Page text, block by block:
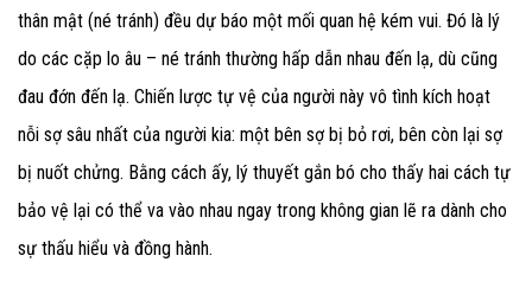
thân mật (né tránh) đều dự báo một mối quan hệ kém vui. Đó là lý
do các cặp lo âu – né tránh thường hấp dẫn nhau đến lạ, dù cũng
đau đớn đến lạ. Chiến lược tự vệ của người này vô tình kích hoạt
nỗi sợ sâu nhất của người kia: một bên sợ bị bỏ rơi, bên còn lại sợ
bị nuốt chửng. Bằng cách ấy, lý thuyết gắn bó cho thấy hai cách tự
bảo vệ lại có thể va vào nhau ngay trong không gian lẽ ra dành cho
sự thấu hiểu và đồng hành.